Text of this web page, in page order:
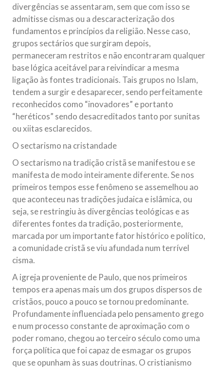
divergências se assentaram, sem que com isso se
admitisse cismas ou a descaracterização dos
fundamentos e princípios da religião. Nesse caso,
grupos sectários que surgiram depois,
permaneceram restritos e não encontraram qualquer
base lógica aceitável para reivindicar a mesma
ligação às fontes tradicionais. Tais grupos no Islam,
tendem a surgir e desaparecer, sendo perfeitamente
reconhecidos como “inovadores” e portanto
“heréticos” sendo desacreditados tanto por sunitas
ou xiitas esclarecidos.
O sectarismo na cristandade
O sectarismo na tradição cristã se manifestou e se
manifesta de modo inteiramente diferente. Se nos
primeiros tempos esse fenômeno se assemelhou ao
que aconteceu nas tradições judaica e islâmica, ou
seja, se restringiu às divergências teológicas e as
diferentes fontes da tradição, posteriormente,
marcada por um importante fator histórico e político,
a comunidade cristã se viu afundada num terrível
cisma.
A igreja proveniente de Paulo, que nos primeiros
tempos era apenas mais um dos grupos dispersos de
cristãos, pouco a pouco se tornou predominante.
Profundamente influenciada pelo pensamento grego
e num processo constante de aproximação com o
poder romano, chegou ao terceiro século como uma
força política que foi capaz de esmagar os grupos
que se opunham às suas doutrinas. O cristianismo